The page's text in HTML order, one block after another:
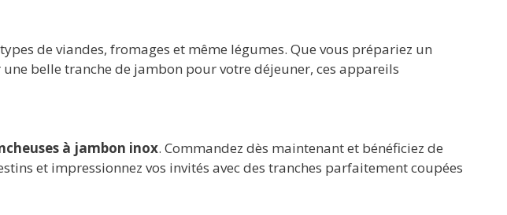
de viandes, fromages et même légumes. Que vous prépariez un
belle tranche de jambon pour votre déjeuner, ces appareils
à jambon inox. Commandez dès maintenant et bénéficiez de
et impressionnez vos invités avec des tranches parfaitement coupées